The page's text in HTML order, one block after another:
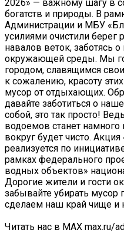
2026» — важному шагу в
богатств и природы. В
Администрации и МБУ
усилиями очистили берег
навалов веток, заботясь
окружающей среды. Мы
городом, славящимся
к сожалению, красоту
мусор от отдыхающих.
давайте заботиться о
собой, это так просто!
водоемов станет намного
вокруг будет чисто.
реализуется по
рамках федерального
водных объектов»
Дорогие жители и гости
забывайте убирать
сделаем наш край чище и
Читать нас в MAX max.ru/